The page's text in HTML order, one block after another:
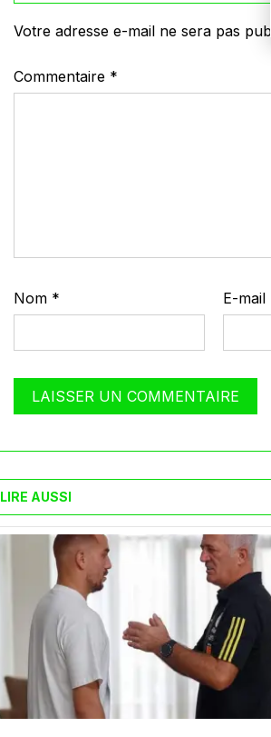
Votre adresse e-mail ne sera pas
Commentaire *
Nom * E-mail
LIRE AUSSI